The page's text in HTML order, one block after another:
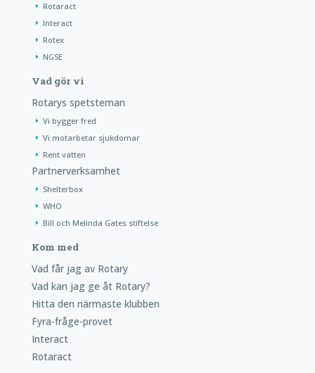
Rotaract
Interact
Rotex
NGSE
Vad gör vi
Rotarys spetsteman
Vi bygger fred
Vi motarbetar sjukdomar
Rent vatten
Partnerverksamhet
Shelterbox
WHO
Bill och Melinda Gates stiftelse
Kom med
Vad får jag av Rotary
Vad kan jag ge åt Rotary?
Hitta den närmaste klubben
Fyra-fråge-provet
Interact
Rotaract